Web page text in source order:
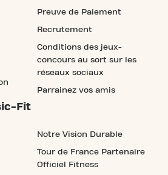
Preuve de Paiement
Recrutement
Conditions des jeux-
concours au sort sur les
réseaux sociaux
Parrainez vos amis
Fit
Notre Vision Durable
Tour de France Partenaire
Officiel Fitness